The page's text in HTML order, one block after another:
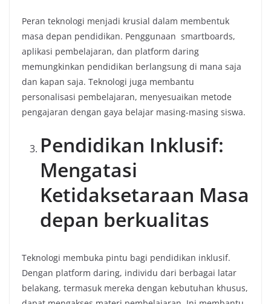
Peran teknologi menjadi krusial dalam membentuk
masa depan pendidikan. Penggunaan smartboards,
aplikasi pembelajaran, dan platform daring
memungkinkan pendidikan berlangsung di mana saja
dan kapan saja. Teknologi juga membantu
personalisasi pembelajaran, menyesuaikan metode
pengajaran dengan gaya belajar masing-masing siswa.
Pendidikan Inklusif:
Mengatasi
Ketidaksetaraan Masa
depan berkualitas
Teknologi membuka pintu bagi pendidikan inklusif.
Dengan platform daring, individu dari berbagai latar
belakang, termasuk mereka dengan kebutuhan khusus,